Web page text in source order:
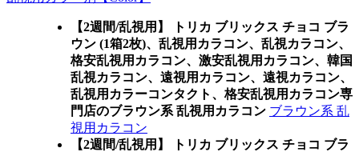
【2週間/乱視用】 トリカ ブリックス チョコ ブラ
ウン (1箱2枚)、乱視用カラコン、乱視カラコン、
格安乱視用カラコン、激安乱視用カラコン、韓国
乱視カラコン、遠視用カラコン、遠視カラコン、
乱視用カラーコンタクト、格安乱視用カラコン専
門店のブラウン系 乱視用カラコン ブラウン系 乱
視用カラコン
【2週間/乱視用】 トリカ ブリックス チョコ ブラ